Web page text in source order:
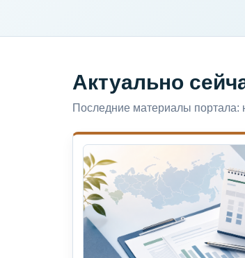
Актуально
Последние материалы портала: